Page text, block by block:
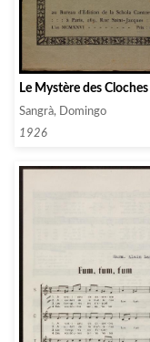
Le Mystère des Cloches
Sangrà, Domingo
1926